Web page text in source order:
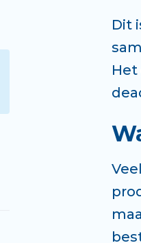
Dit